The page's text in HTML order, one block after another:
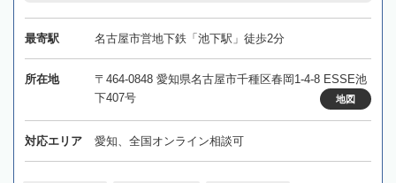
最寄駅 名古屋市営地下鉄「池下駅」徒歩2分
所在地
〒464-0848 愛知県名古屋市千種区春岡1-4-8 ESSE池
下407号
地図
対応エリア 愛知、全国オンライン相談可